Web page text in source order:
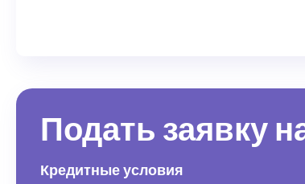
Подать заявку
Кредитные условия